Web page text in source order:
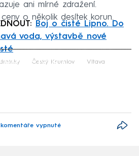
ani mírné zdražení.
o několik desítek korun.
Boj o čisté Lipno. Do
voda, výstavbě nové
to fetch
Český Krumlov Vltava
vypnuté